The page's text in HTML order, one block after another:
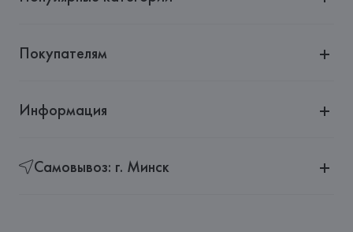
Покупателям
Информация
Самовывоз: г. Минск